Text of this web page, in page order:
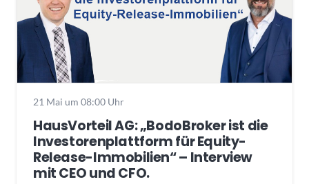
21 Mai um 08:00 Uhr
HausVorteil AG: „BodoBroker ist die
Investorenplattform für Equity-
Release-Immobilien“ – Interview
mit CEO und CFO.